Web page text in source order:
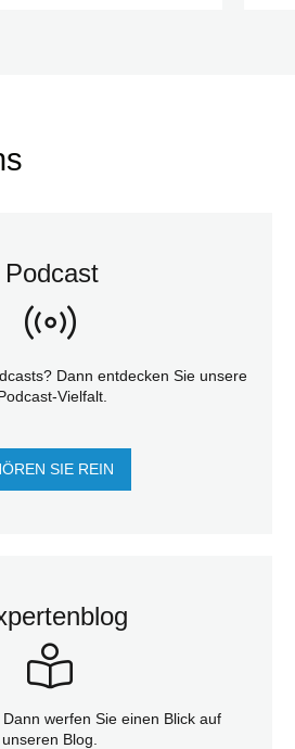
Podcast
Dann entdecken Sie unsere
Vielfalt.
SIE REIN
werfen Sie einen Blick auf
unseren Blog.